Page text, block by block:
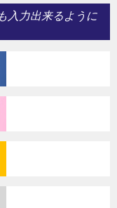
入力出来るように